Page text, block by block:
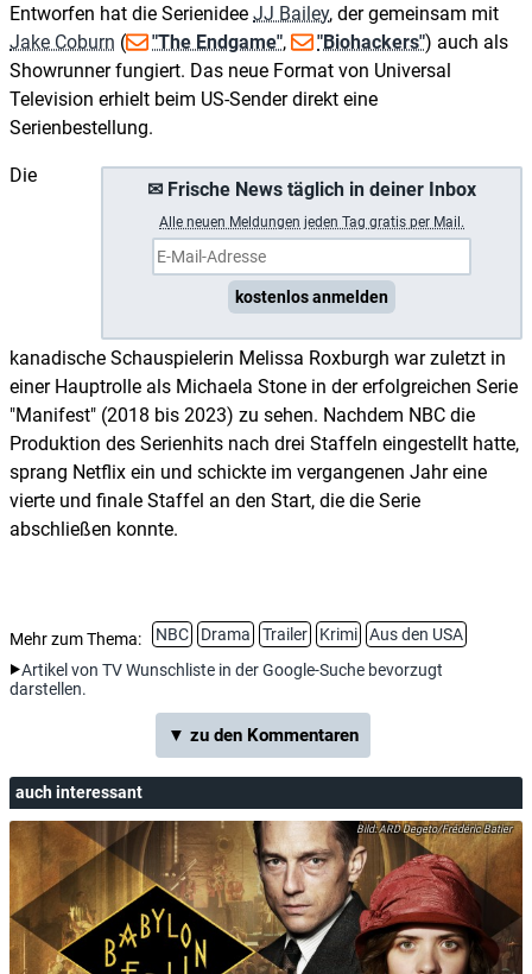
Entworfen hat die Serienidee JJ Bailey, der gemeinsam mit
Jake Coburn ( "The Endgame", "Biohackers") auch als
Showrunner fungiert. Das neue Format von Universal
Television erhielt beim US-Sender direkt eine
Serienbestellung.
✉ Frische News täglich in deiner Inbox
Alle neuen Meldungen jeden Tag gratis per Mail.
kostenlos anmelden
Die
kanadische Schauspielerin Melissa Roxburgh war zuletzt in
einer Hauptrolle als Michaela Stone in der erfolgreichen Serie
"Manifest" (2018 bis 2023) zu sehen. Nachdem NBC die
Produktion des Serienhits nach drei Staffeln eingestellt hatte,
sprang Netflix ein und schickte im vergangenen Jahr eine
vierte und finale Staffel an den Start, die die Serie
abschließen konnte.
Mehr zum Thema: NBC Drama Trailer Krimi
Aus den USA
Artikel von TV Wunschliste in der Google-Suche bevorzugt
darstellen.
▼ zu den Kommentaren
auch interessant
ARD Degeto/Frédéric Batier